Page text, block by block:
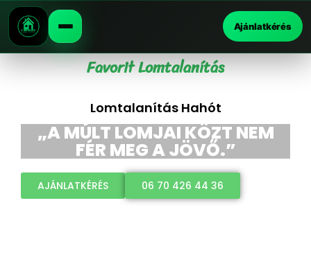
Ajánlatkérés
Favorit Lomtalanítás
Lomtalanítás Hahót
„A MÚLT LOMJAI KÖZT NEM
FÉR MEG A JÖVŐ.”
AJÁNLATKÉRÉS 06 70 426 44 36